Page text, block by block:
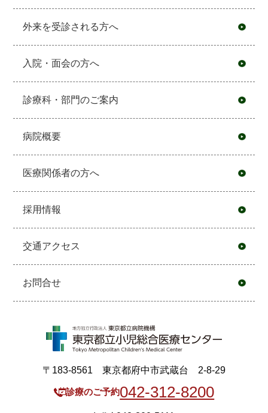
外来を受診される方へ
入院・面会の方へ
診療科・部門のご案内
病院概要
医療関係者の方へ
採用情報
交通アクセス
お問合せ
〒183-8561 東京都府中市武蔵台 2-8-29
診療のご予約042-312-8200